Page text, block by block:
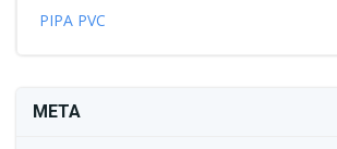
PIPA PVC
META